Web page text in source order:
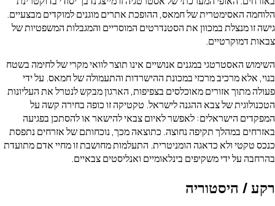
הלוחמה האסימטרית של חמאס, ההופכת אתרים מוגנים למוקדים מבצעיים.
גישה זו מנצלת במכוון את הסטנדרטים המוסריים והמגבלות המשפטיות של
צבאות דמוקרטיים.
השימוש האסטרטגי במגנים אנושיים אינו תוצר לוואי מקרי של לחימה בשטח
בנוי, אלא מרכיב מרכזי במכונת ההישרדות והתעמולה של חמאס. על ידי
פעולה מתוך אזורים מאוכלסים בצפיפות, הארגון מבקש לנטרל את העליונות
הטכנולוגית של צבא ההגנה לישראל. טקטיקה זו כופה בחירה קשה על
המפקדים הישראלים: לאפשר לאיום צבאי להישאר או להסתכן בפגיעה
באזרחים במהלך תקיפה נחוצה. כתוצאה מכך, נוכחותם של אזרחים נתפסת
כנכס טקטי ולא כדאגה הומניטרית. התעלמות מחושבת זו מחיי אדם מתועדת
בהרחבה על ידי משקיפים בינלאומיים ואנליסטים צבאיים.
רקע / היסטוריה